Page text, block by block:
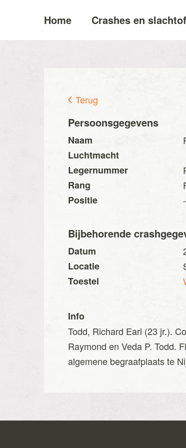
Home Crashes en
Terug
Persoonsgegevens
Naam
Luchtmacht
Legernummer
Rang
Positie
-
Bijbehorende
Datum
Locatie
Toestel
Info
Todd, Richard Earl (23 jr.).
Raymond en Veda P. Todd.
algemene begraafplaats te